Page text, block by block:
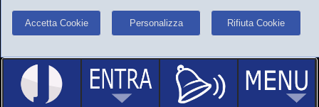
Accetta Cookie Personalizza Rifiuta Cookie